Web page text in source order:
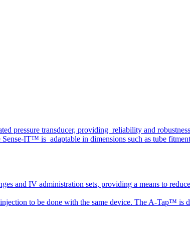
pressure transducer, providing reliability and
IT™ is adaptable in dimensions such as tube
and IV administration sets, providing a means to
to be done with the same device. The A-Tap™ is